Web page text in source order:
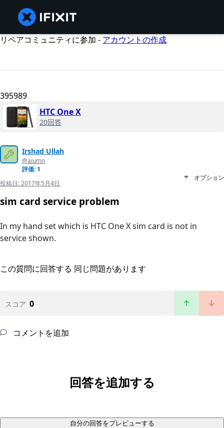
リペアコミュニティに参加 - アカウントの作成
395989
HTC One X
20回答
Irshad Ullah
@aiumn
評価: 1
投稿日:2017年5月4日
オプション
sim card service problem
In my hand set which is HTC One X sim card is not in
service shown.
この質問に回答する 同じ問題があります
スコア 0
コメントを追加
回答を追加する
自分の回答をプレビューする